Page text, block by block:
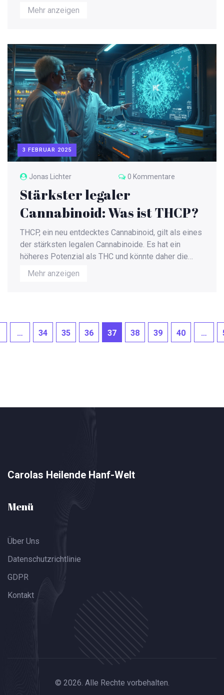
auf psychoaktive Substanzen, weshalb es wichtig
ist, aktuelle Informationen über die Rechtmäßigkeit
die chemischen Eigenschaften von THCP ein, und ob
diese Substanz in Nahrungsergänzungsmitteln
erlaubt ist. Außerdem geben wir nützliche Tipps für
Verbraucher, die sich für THCP-Produkte
interessieren.
Mehr anzeigen
3 FEBRUAR 2025
Jonas Lichter 0 Kommentare
Stärkster legaler
Cannabinoid: Was ist THCP?
THCP, ein neu entdecktes Cannabinoid, gilt als eines
der stärksten legalen Cannabinoide. Es hat ein
höheres Potenzial als THC und könnte daher die
Zukunft der Cannabinoid-Therapien maßgeblich
beeinflussen. Der Artikel untersucht die chemische
eingegangen. Ein Blick auf die neuesten
Forschungen bietet interessante Einblicke in das
Mehr anzeigen
… 34 35 36 37 38 39 40 …
Carolas Heilende Hanf-Welt
Menü
Über Uns
Datenschutzrichtlinie
GDPR
Kontakt
© 2026. Alle Rechte vorbehalten.